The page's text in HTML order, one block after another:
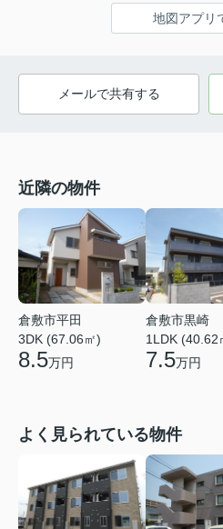
地図アプリ
メールで共有する
近隣の物件
倉敷市平田
3DK (67.06㎡)
8.5万円
倉敷市黒崎
1LDK (40.62
7.5万円
よく見られている物件